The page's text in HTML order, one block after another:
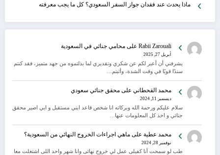
ماذا يحدث عند فقدان جواز السفر السعودي؟ كل ما يجب معرفته
Rabii Zarouali على محامي جنائي في السعودية
أبريل 27, 2025
يشرفني أن أعبر لكم عن شكري وتقديري لما بذلتموه من جهد متميز، فقد كنتم
سندًا قويًا في وقت الشدة، وأثبتم…
محمد القحطاني على محقق جنائي سعودي
ديسمبر 11, 2024
سلام عليكم ورحمة الله وبركاته انا شخص قاعد ابني مستقبل و ابي اصير محقق
جنائي و اخذ كل المعلومات عنها…
محمد عطية على ماهي اجراءات الخروج النهائي من السعودية؟
نوفمبر 28, 2024
طب لو سمحت أنا كفيلى عمل لي خروج نهائى وانا شهر واحد اللى اشتغلت معا